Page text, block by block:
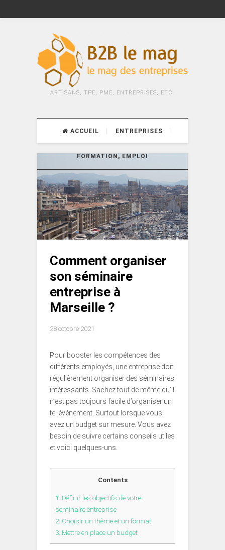
ARTISANS, TPE, PME, ENTREPRISES, ETC.
ACCUEIL ENTREPRISES
FORMATION, EMPLOI
Comment organiser
son séminaire
entreprise à
Marseille ?
28 octobre 2021
Pour booster les compétences des
différents employés, une entreprise doit
régulièrement organiser des séminaires
intéressants. Sachez tout de même qu’il
n’est pas toujours facile d’organiser un
tel événement. Surtout lorsque vous
avez un budget sur mesure. Vous avez
besoin de suivre certains conseils utiles
et voici quelques-uns.
Contents
1. Définir les objectifs de votre
séminaire entreprise
2. Choisir un thème et un format
3. Mettre en place un budget